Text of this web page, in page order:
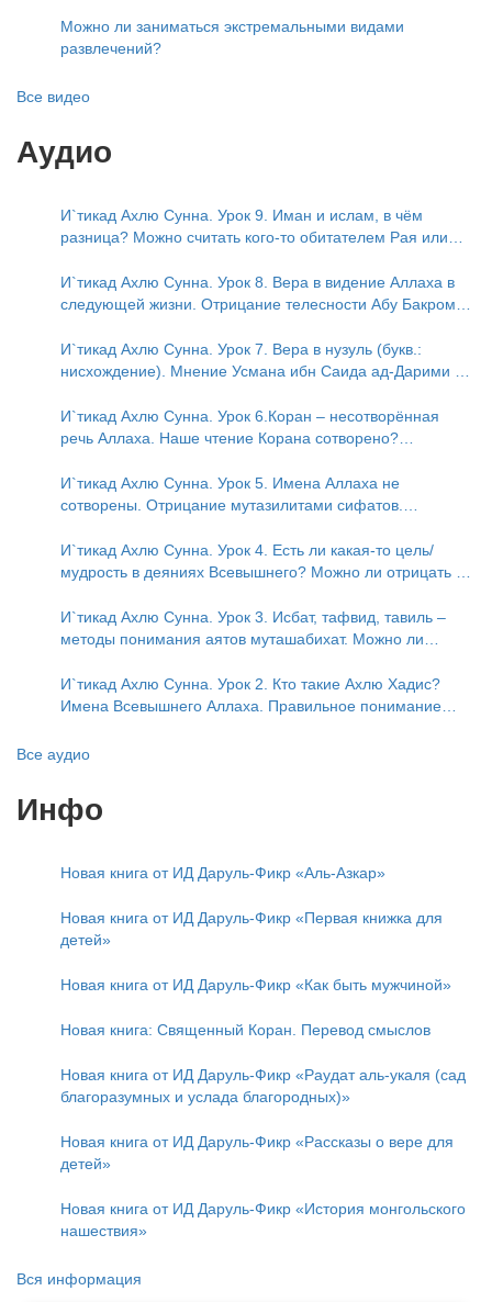
Можно ли заниматься экстремальными видами
развлечений?
Все видео
Аудио
И`тикад Ахлю Сунна. Урок 9. Иман и ислам, в чём
разница? Можно считать кого-то обитателем Рая или
И`тикад Ахлю Сунна. Урок 8. Вера в видение Аллаха в
следующей жизни. Отрицание телесности Абу Бакром
Саида ад-Дарими. Иман – это слова, дела и познание
И`тикад Ахлю Сунна. Урок 7. Вера в нузуль (букв.:
нисхождение). Мнение Усмана ибн Саида ад-Дарими о
физическим движением?
И`тикад Ахлю Сунна. Урок 6.Коран – несотворённая
речь Аллаха. Наше чтение Корана сотворено?
И`тикад Ахлю Сунна. Урок 5. Имена Аллаха не
сотворены. Отрицание мутазилитами сифатов.
И`тикад Ахлю Сунна. Урок 4. Есть ли какая-то цель/
мудрость в деяниях Всевышнего? Можно ли отрицать в
пришло в Коране и Сунне? Концепция ибн Таймийи
И`тикад Ахлю Сунна. Урок 3. Исбат, тафвид, тавиль –
методы понимания аятов муташабихат. Можно ли
означает утверждение сифата «биля кейфа» (без
образа)?
И`тикад Ахлю Сунна. Урок 2. Кто такие Ахлю Хадис?
Имена Всевышнего Аллаха. Правильное понимание
Все аудио
Инфо
Новая книга от ИД Даруль-Фикр «Аль-Азкар»
Новая книга от ИД Даруль-Фикр «Первая книжка для
детей»
Новая книга от ИД Даруль-Фикр «Как быть мужчиной»
Новая книга: Священный Коран. Перевод смыслов
Новая книга от ИД Даруль-Фикр «Раудат аль-укаля (cад
благоразумных и услада благородных)»
Новая книга от ИД Даруль-Фикр «Рассказы о вере для
детей»
Новая книга от ИД Даруль-Фикр «История монгольского
нашествия»
Вся информация